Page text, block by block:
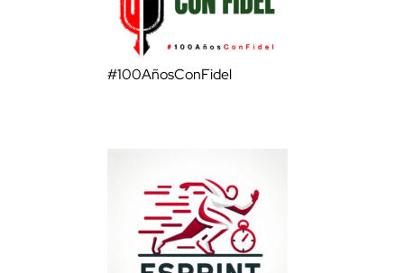
#100AñosConFidel